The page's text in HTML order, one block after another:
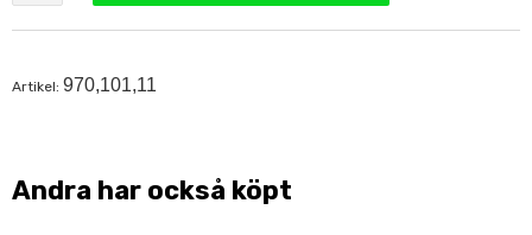
Artikel: 970,101,11
Andra har också köpt